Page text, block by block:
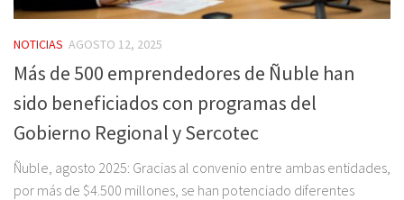
NOTICIAS AGOSTO 12, 2025
Más de 500 emprendedores de Ñuble han
sido beneficiados con programas del
Gobierno Regional y Sercotec
Ñuble, agosto 2025: Gracias al convenio entre ambas entidades,
por más de $4.500 millones, se han potenciado diferentes